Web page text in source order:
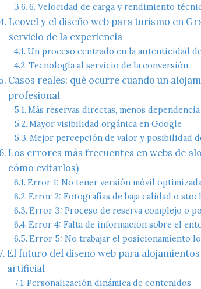
6. Velocidad de carga y rendimiento
Leovel y el diseño web para turismo en
servicio de la experiencia
Un proceso centrado en la autenticidad
Tecnología al servicio de la conversión
Casos reales: qué ocurre cuando un
profesional
Más reservas directas, menos
Mayor visibilidad orgánica en Google
Mejor percepción de valor y posibilidad
Los errores más frecuentes en webs de
cómo evitarlos)
Error 1: No tener versión móvil
Error 2: Fotografías de baja calidad o
Error 3: Proceso de reserva complejo o
Error 4: Falta de información sobre el
Error 5: No trabajar el posicionamiento
El futuro del diseño web para
artificial
Personalización dinámica de contenidos